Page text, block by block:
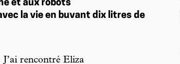
et aux robots
la vie en buvant dix litres de
J’ai rencontré Eliza